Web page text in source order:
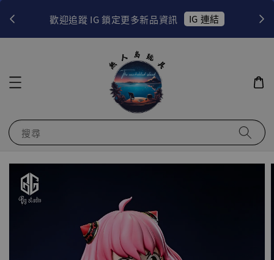
歡迎追蹤 IG 鎖定更多新品資訊 IG 連結
搜尋